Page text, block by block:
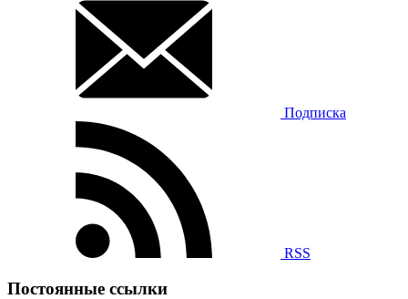
Подписка
RSS
Постоянные ссылки